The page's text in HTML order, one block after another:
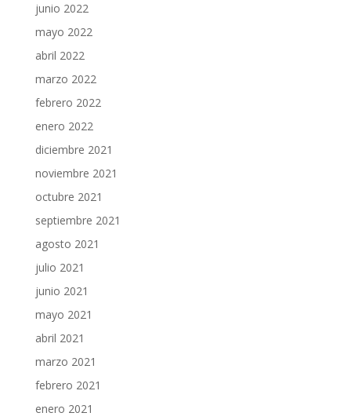
junio 2022
mayo 2022
abril 2022
marzo 2022
febrero 2022
enero 2022
diciembre 2021
noviembre 2021
octubre 2021
septiembre 2021
agosto 2021
julio 2021
junio 2021
mayo 2021
abril 2021
marzo 2021
febrero 2021
enero 2021